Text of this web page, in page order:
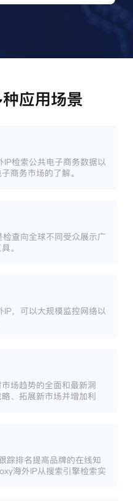
应用场景
检索公共电子商务数据以
商务市场的了解。
查向全球不同受众展示广
。
，可以大规模监控网络以
场趋势的全面和最新洞
、拓展新市场并增加利
踪排名提高品牌的在线知
海外IP从搜索引擎检索实